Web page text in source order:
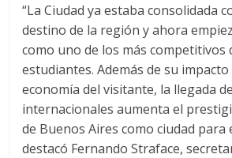
“La Ciudad ya estaba consolidada
destino de la región y ahora
como uno de los más competitivos
estudiantes. Además de su
economía del visitante, la llegada
internacionales aumenta el
de Buenos Aires como ciudad para
destacó Fernando Straface,